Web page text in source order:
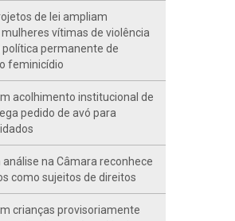
de lei ampliam
vítimas de violência
permanente de
feminicídio
acolhimento institucional de
pedido de avó para
análise na Câmara reconhece
como sujeitos de direitos
crianças provisoriamente